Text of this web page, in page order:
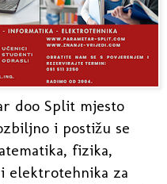
doo Split mjesto
i postižu se
fizika,
elektrotehnika za